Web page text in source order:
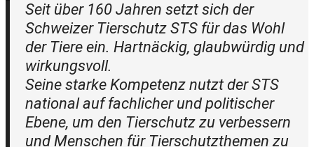
Seit über 160 Jahren setzt sich der
Schweizer Tierschutz STS für das Wohl
der Tiere ein. Hartnäckig, glaubwürdig und
wirkungsvoll.
Seine starke Kompetenz nutzt der STS
national auf fachlicher und politischer
Ebene, um den Tierschutz zu verbessern
und Menschen für Tierschutzthemen zu